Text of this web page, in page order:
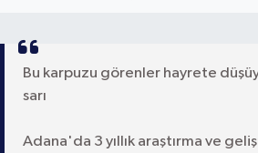
Bu karpuzu görenler hayrete
sarı
Adana'da 3 yıllık araştırma ve